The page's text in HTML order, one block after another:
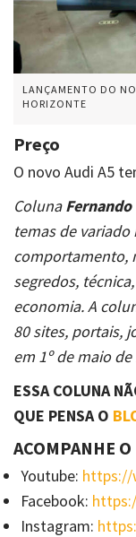
LANÇAMENTO DO
HORIZONTE
Preço
O novo Audi A5
ColunaFernando
temas de
comportamento,
segredos,
economia. A
80 sites, portais,
em 1º de maio de
ESSA COLUNA
QUE PENSA O
ACOMPANHE O
Youtube: https://
Facebook:
Instagram: